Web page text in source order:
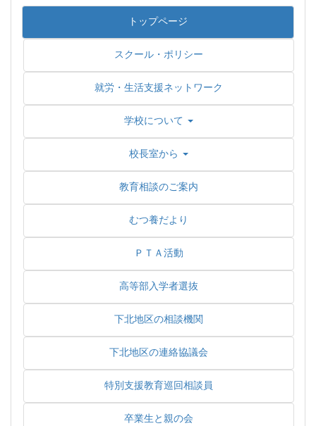
トップページ
スクール・ポリシー
就労・生活支援ネットワーク
学校について
校長室から
教育相談のご案内
むつ養だより
ＰＴＡ活動
高等部入学者選抜
下北地区の相談機関
下北地区の連絡協議会
特別支援教育巡回相談員
卒業生と親の会